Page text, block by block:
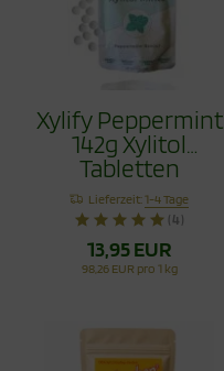
Xylify Peppermint
142g Xylitol
Tabletten
Lieferzeit:1-4 Tage
(4)
13,95 EUR
98,26 EUR pro 1 kg